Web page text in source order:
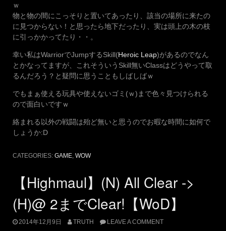
ｗ
物と物の間にこっそりと置いてあったり、該当の場所に来たの
に見つからない！と思ったら地下だったり、実は頭上の木の枝
に引っかかってたり・・。
幸い私はWarriorでJumpするSkill(Heroic Leap)があるのでなん
とかなってますが、これそういうSkill無いClassはどうやって取
るんだろう？と疑問に思うこともしばしばｗ
でもまぁ使える玩具や使えないゴミ(ｗ)まで色々見つけられる
ので面白いですｗ
絡まれる以外の戦闘は殆ど無いと思うのでお暇な時間に如何で
しょうか:D
CATEGORIES: GAME WOW
【Highmaul】(N) All Clear ->
(H)@ 2までClear!【WoD】
2014年12月9日 TRUTH LEAVE A COMMENT